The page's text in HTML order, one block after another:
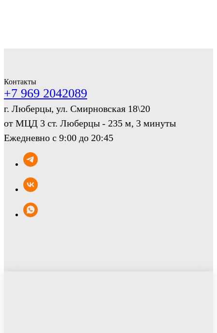
Контакты
+7 969 2042089
г. Люберцы, ул. Смирновская 18\20
от МЦД 3 ст. Люберцы - 235 м, 3 минуты
Ежедневно с 9:00 до 20:45